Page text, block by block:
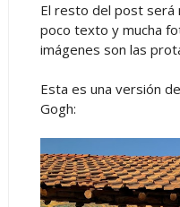
El resto del post será
poco texto y mucha
imágenes son las
Esta es una versión
Gogh: